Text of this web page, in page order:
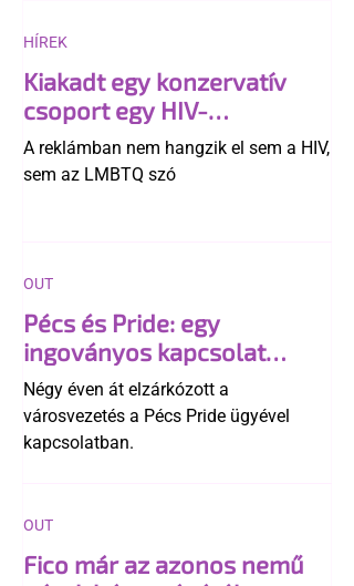
Kiakadt egy konzervatív
csoport egy HIV-
megelőzésről szóló
reklámon
A reklámban nem hangzik el sem a HIV,
sem az LMBTQ szó
HÍREK
Pécs és Pride: egy
ingoványos kapcsolat
története
Négy éven át elzárkózott a
városvezetés a Pécs Pride ügyével
kapcsolatban.
OUT
Fico már az azonos nemű
OUT